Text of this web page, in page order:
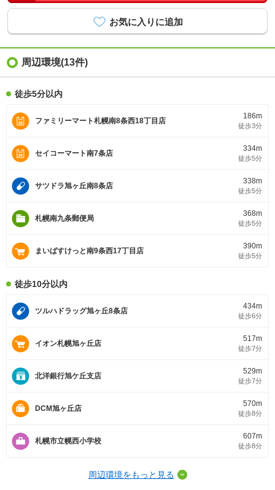
周辺環境(13件)
徒歩5分以内
ファミリーマート札幌南8条西18丁目店
186m
徒歩3分
セイコーマート南7条店
334m
徒歩5分
サツドラ旭ヶ丘南8条店
338m
徒歩5分
札幌南九条郵便局
368m
徒歩5分
まいばすけっと南9条西17丁目店
390m
徒歩5分
徒歩10分以内
ツルハドラッグ旭ヶ丘8条店
434m
徒歩6分
イオン札幌旭ヶ丘店
517m
徒歩7分
北洋銀行旭ケ丘支店
529m
徒歩7分
DCM旭ヶ丘店
570m
徒歩8分
札幌市立幌西小学校
607m
徒歩8分
周辺環境をもっと見る